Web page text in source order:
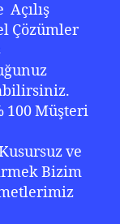
Açılış
Çözümler
100 Müşteri
ve
Bizim